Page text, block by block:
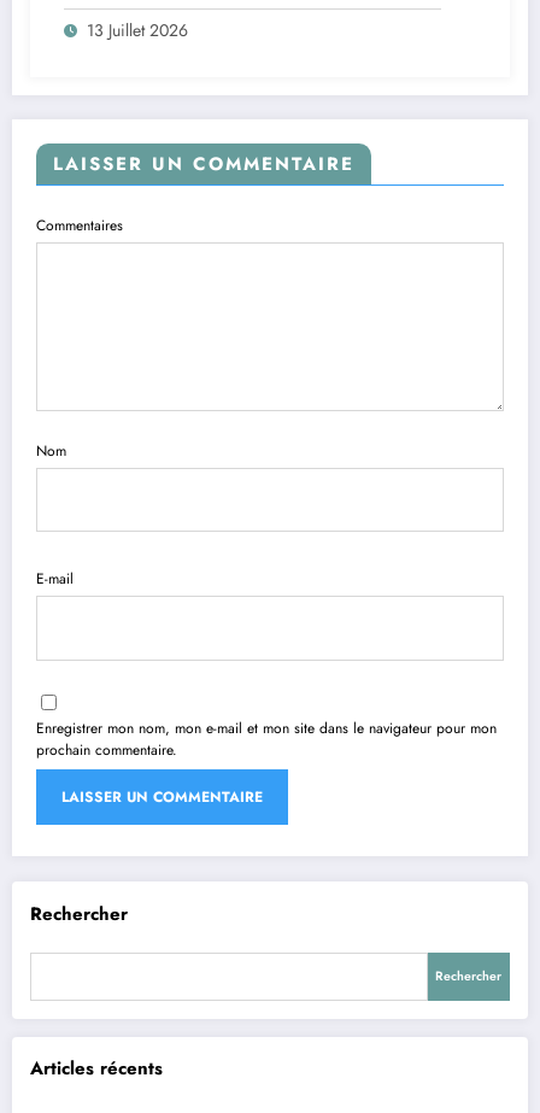
13 Juillet 2026
LAISSER UN COMMENTAIRE
Commentaires
Nom
E-mail
Enregistrer mon nom, mon e-mail et mon site dans le navigateur pour mon
prochain commentaire.
Rechercher
Rechercher
Articles récents